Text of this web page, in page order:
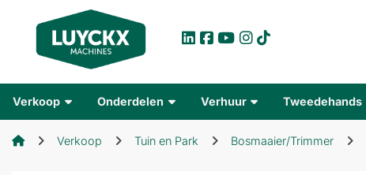
Verkoop Onderdelen Verhuur Tweedehands
Verkoop Tuin en Park Bosmaaier/Trimmer